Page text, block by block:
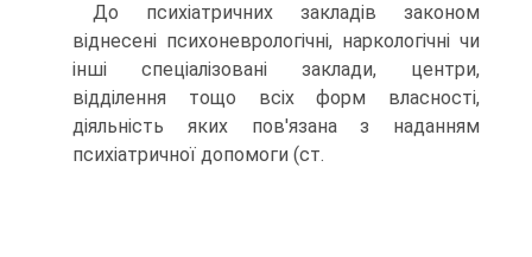
До психіатричних закладів законом
віднесені психоневрологічні, наркологічні чи
інші спеціалізовані заклади, центри,
відділення тощо всіх форм власності,
діяльність яких пов'язана з наданням
психіатрич­ної допомоги (ст.